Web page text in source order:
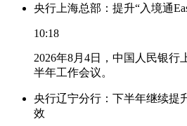
央行上海总部：提升“入境通
10:18
2026年8月4日，中国人民银行
半年工作会议。
央行辽宁分行：下半年继续提
效